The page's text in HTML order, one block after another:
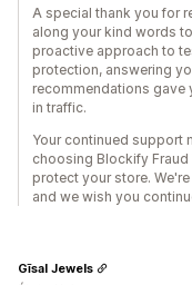
A special thank you for
along your kind words
proactive approach to
protection, answering
recommendations gave
in traffic.
Your continued support
choosing Blockify
protect your store.
and we wish you
Gīsal Jewels